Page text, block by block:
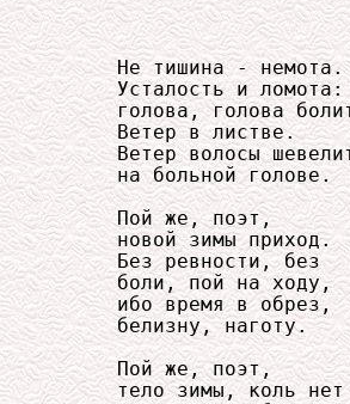
     Не тишина - немота.
     Усталость и ломота:
голова, голова
     Ветер в листве.
Ветер волосы
     на больной голове.
     Пой же, поэт,
     новой зимы приход.
     Без ревности, без
     боли, пой на ходу,
     ибо время в обрез,
     белизну, наготу.
     Пой же, поэт,
     тело зимы, коль нет